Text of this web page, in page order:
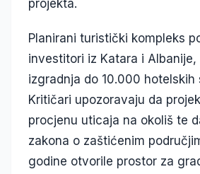
projekta.
Planirani turistički kompleks
investitori iz Katara i
izgradnja do 10.000 hotelskih
Kritičari upozoravaju da
procjenu uticaja na okoliš te
zakona o zaštićenim
godine otvorile prostor za